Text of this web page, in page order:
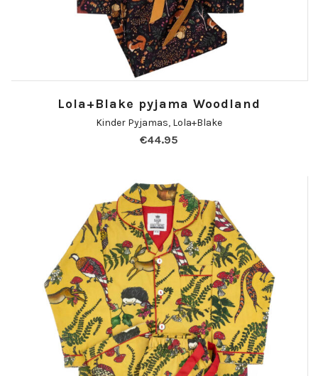
Lola+Blake pyjama Woodland
Kinder Pyjamas, Lola+Blake
€44.95